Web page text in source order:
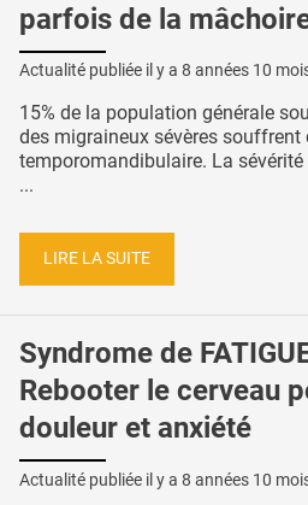
parfois de la
Actualité publiée il y a 8 années 10
15% de la population générale
des migraineux sévères souffrent
temporomandibulaire. La
...
LIRE LA SUITE
Syndrome de
Rebooter le cerveau
douleur et anxiété
Actualité publiée il y a 8 années 10